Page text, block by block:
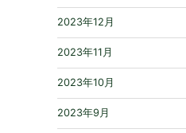
2023年12月
2023年11月
2023年10月
2023年9月